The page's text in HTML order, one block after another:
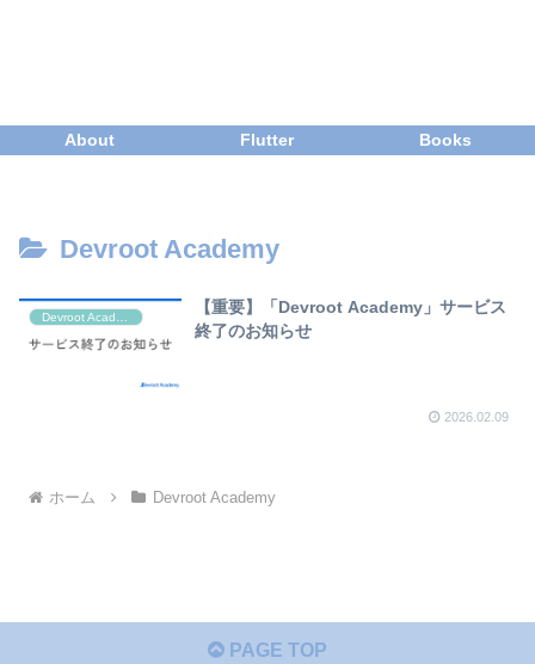
About Flutter Books
Devroot Academy
Devroot Academy
【重要】「Devroot Academy」サービス
終了のお知らせ
2026.02.09
ホーム Devroot Academy
PAGE TOP